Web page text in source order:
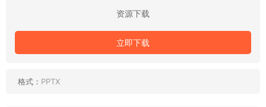
资源下载
立即下载
格式： PPTX